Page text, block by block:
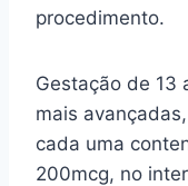
procedimento.
Gestação de 13
mais
cada uma
200mcg, no